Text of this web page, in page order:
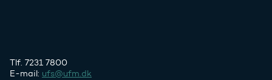
Tlf. 7231 7800
E-mail: ufs@ufm.dk